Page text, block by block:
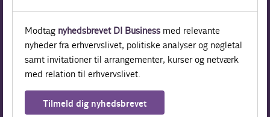
Modtag nyhedsbrevet DI Business med relevante
nyheder fra erhvervslivet, politiske analyser og nøgletal
samt invitationer til arrangementer, kurser og netværk
med relation til erhvervslivet.
Tilmeld dig nyhedsbrevet